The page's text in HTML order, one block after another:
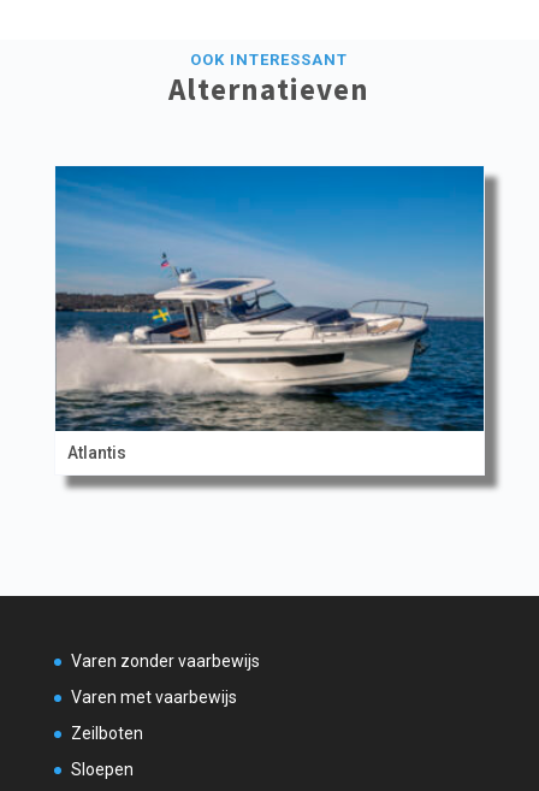
OOK INTERESSANT
Alternatieven
Atlantis
Varen zonder vaarbewijs
Varen met vaarbewijs
Zeilboten
Sloepen